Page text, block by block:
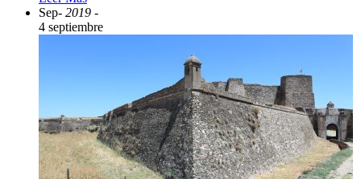
Sep- 2019 -
4 septiembre